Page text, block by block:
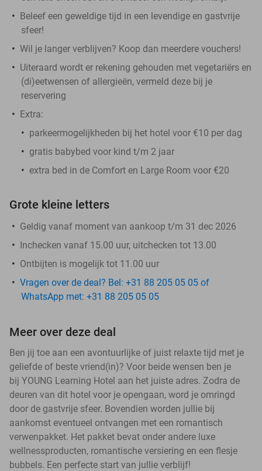
Beleef een geweldige tijd in een levendige en gastvrije
sfeer!
Wil je langer verblijven? Koop dan meerdere vouchers!
Uiteraard wordt er rekening gehouden met vegetariërs en
(di)eetwensen of allergieën, vermeld deze bij je
reservering
Extra:
parkeermogelijkheden bij het hotel voor €10 per dag
gratis babybed voor kind t/m 2 jaar
extra bed in de Comfort en Large Room voor €20
Grote kleine letters
Geldig vanaf moment van aankoop t/m 31 dec 2026
Inchecken vanaf 15.00 uur, uitchecken tot 13.00
Ontbijten is mogelijk tot 11.00 uur
Vragen over de deal? Bel: +31 88 205 05 05 of
WhatsApp met: +31 88 205 05 05
Meer over deze deal
Ben jij toe aan een avontuurlijke of juist relaxte tijd met je
geliefde of beste vriend(in)? Voor beide wensen ben je
bij YOUNG Learning Hotel aan het juiste adres. Zodra de
deuren van dit hotel voor je opengaan, word je omringd
door de gastvrije sfeer. Bovendien worden jullie bij
aankomst eventueel ontvangen met een romantisch
verwenpakket. Het pakket bevat onder andere luxe
wellnessproducten, romantische versiering en een flesje
bubbels. Een perfecte start van jullie verblijf!